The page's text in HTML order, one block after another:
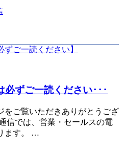
必ずご一読ください･･･
をご覧いただきありがとうござ
信では、営業・セールスの電
ます。 …